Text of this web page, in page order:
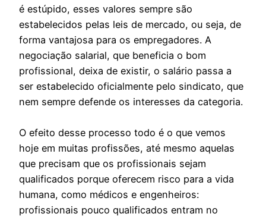
é estúpido, esses valores sempre são
estabelecidos pelas leis de mercado, ou seja, de
forma vantajosa para os empregadores. A
negociação salarial, que beneficia o bom
profissional, deixa de existir, o salário passa a
ser estabelecido oficialmente pelo sindicato, que
nem sempre defende os interesses da categoria.
O efeito desse processo todo é o que vemos
hoje em muitas profissões, até mesmo aquelas
que precisam que os profissionais sejam
qualificados porque oferecem risco para a vida
humana, como médicos e engenheiros:
profissionais pouco qualificados entram no